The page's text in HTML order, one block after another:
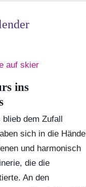
ins
dem Zufall
sich in die Hände
und harmonisch
die die
An den